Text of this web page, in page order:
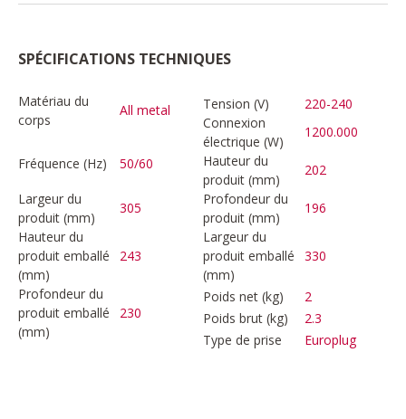
SPÉCIFICATIONS TECHNIQUES
Matériau du
corps
All metal Tension (V)
220-240
Connexion
électrique (W)
1200.000
Fréquence (Hz)
50/60
Hauteur du
produit (mm)
202
Largeur du
produit (mm)
305
Profondeur du
produit (mm)
196
Hauteur du
produit emballé
(mm)
243
Largeur du
produit emballé
(mm)
330
Profondeur du
produit emballé
(mm)
230
Poids net (kg)
2
Poids brut (kg)
2.3
Type de prise
Europlug